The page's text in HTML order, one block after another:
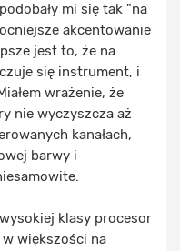
mi się tak "na
akcentowanie
jest to, że na
się instrument, i
wrażenie, że
nie wyczyszcza aż
kanałach,
barwy i
klasy procesor
większości na